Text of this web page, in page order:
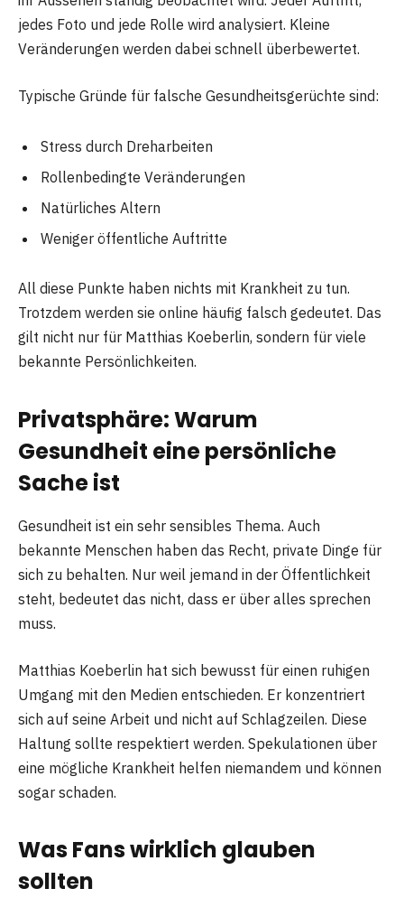
jedes Foto und jede Rolle wird analysiert. Kleine
Veränderungen werden dabei schnell überbewertet.
Typische Gründe für falsche Gesundheitsgerüchte sind:
Stress durch Dreharbeiten
Rollenbedingte Veränderungen
Natürliches Altern
Weniger öffentliche Auftritte
All diese Punkte haben nichts mit Krankheit zu tun.
Trotzdem werden sie online häufig falsch gedeutet. Das
gilt nicht nur für Matthias Koeberlin, sondern für viele
bekannte Persönlichkeiten.
Privatsphäre: Warum
Gesundheit eine persönliche
Sache ist
Gesundheit ist ein sehr sensibles Thema. Auch
bekannte Menschen haben das Recht, private Dinge für
sich zu behalten. Nur weil jemand in der Öffentlichkeit
steht, bedeutet das nicht, dass er über alles sprechen
muss.
Matthias Koeberlin hat sich bewusst für einen ruhigen
Umgang mit den Medien entschieden. Er konzentriert
sich auf seine Arbeit und nicht auf Schlagzeilen. Diese
Haltung sollte respektiert werden. Spekulationen über
eine mögliche Krankheit helfen niemandem und können
sogar schaden.
Was Fans wirklich glauben
sollten